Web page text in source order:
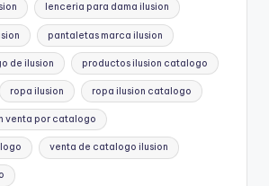
lenceria para dama ilusion
pantaletas marca ilusion
de ilusion productos ilusion catalogo
ropa ilusion ropa ilusion catalogo
venta por catalogo
venta de catalogo ilusion